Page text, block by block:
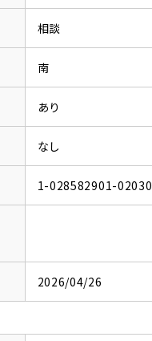
相談
南
あり
なし
1-028582901-02030
2026/04/26